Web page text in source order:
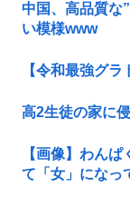
中国、高品質な
い模様www
【令和最強グ
高2生徒の家に
【画像】わん
て「女」になっ